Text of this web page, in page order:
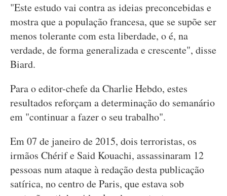
"Este estudo vai contra as ideias preconcebidas e
mostra que a população francesa, que se supõe ser
menos tolerante com esta liberdade, o é, na
verdade, de forma generalizada e crescente", disse
Biard.
Para o editor-chefe da Charlie Hebdo, estes
resultados reforçam a determinação do semanário
em "continuar a fazer o seu trabalho".
Em 07 de janeiro de 2015, dois terroristas, os
irmãos Chérif e Said Kouachi, assassinaram 12
pessoas num ataque à redação desta publicação
satírica, no centro de Paris, que estava sob